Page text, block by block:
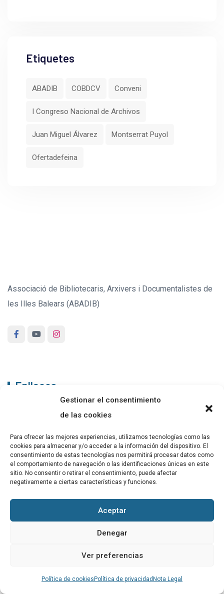
Gestionar el consentimiento
de las cookies
Para ofrecer las mejores experiencias, utilizamos tecnologías como las
cookies para almacenar y/o acceder a la información del dispositivo. El
consentimiento de estas tecnologías nos permitirá procesar datos como
el comportamiento de navegación o las identificaciones únicas en este
sitio. No consentir o retirar el consentimiento, puede afectar
negativamente a ciertas características y funciones.
Aceptar
Denegar
Ver preferencias
Política de cookies Política de privacidad Nota Legal
Etiquetes
ABADIB COBDCV Conveni
I Congreso Nacional de Archivos
Juan Miguel Álvarez Montserrat Puyol
Ofertadefeina
Associació de Bibliotecaris, Arxivers i Documentalistes de
les Illes Balears (ABADIB)
Enllaços
PUBLICACIONS
CONTACTE
Altres